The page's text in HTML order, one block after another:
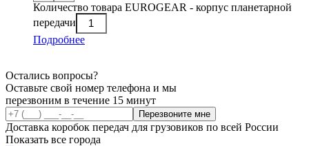
Количество товара EUROGEAR - корпус планетарной
передачи
Подробнее
Остались вопросы?
Оставьте свой номер телефона и мы
перезвоним в течение 15 минут
Перезвоните мне
Доставка коробок передач для грузовиков по всей России
Показать все города